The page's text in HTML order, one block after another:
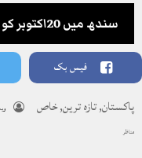
سندھ میں 20اکتوبر کو تعطیل کا اعلان
فیس بک
پاکستان,تازہ ترین,خاص
مناظر